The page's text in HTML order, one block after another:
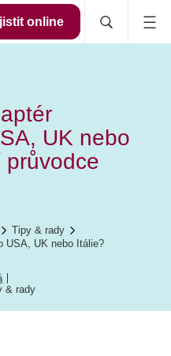
online
UK nebo
průvodce
Tipy & rady
USA, UK nebo Itálie?
& rady